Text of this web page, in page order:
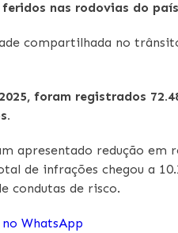
nas rodovias do
compartilhada no
foram registrados
apresentado redução em
de infrações chegou a
condutas de risco.
no WhatsApp